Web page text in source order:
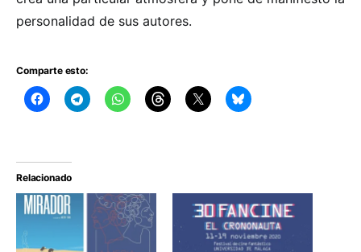
personalidad de sus autores.
Comparte esto:
Relacionado